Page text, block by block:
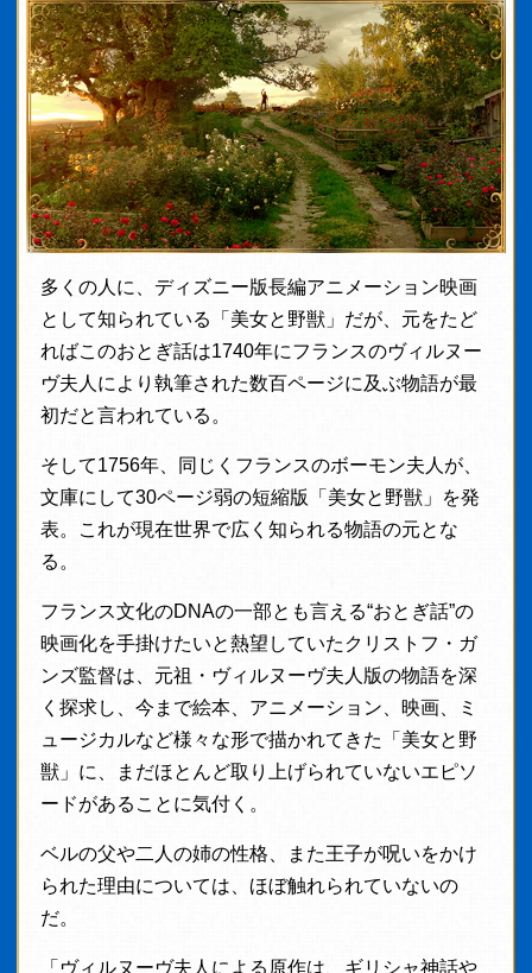
多くの人に、ディズニー版長編アニメーション映画
として知られている「美女と野獣」だが、元をたど
ればこのおとぎ話は1740年にフランスのヴィルヌー
ヴ夫人により執筆された数百ページに及ぶ物語が最
初だと言われている。
そして1756年、同じくフランスのボーモン夫人が、
文庫にして30ページ弱の短縮版「美女と野獣」を発
表。これが現在世界で広く知られる物語の元とな
る。
フランス文化のDNAの一部とも言える“おとぎ話”の
映画化を手掛けたいと熱望していたクリストフ・ガ
ンズ監督は、元祖・ヴィルヌーヴ夫人版の物語を深
く探求し、今まで絵本、アニメーション、映画、ミ
ュージカルなど様々な形で描かれてきた「美女と野
獣」に、まだほとんど取り上げられていないエピソ
ードがあることに気付く。
ベルの父や二人の姉の性格、また王子が呪いをかけ
られた理由については、ほぼ触れられていないの
だ。
「ヴィルヌーヴ夫人による原作は、ギリシャ神話や